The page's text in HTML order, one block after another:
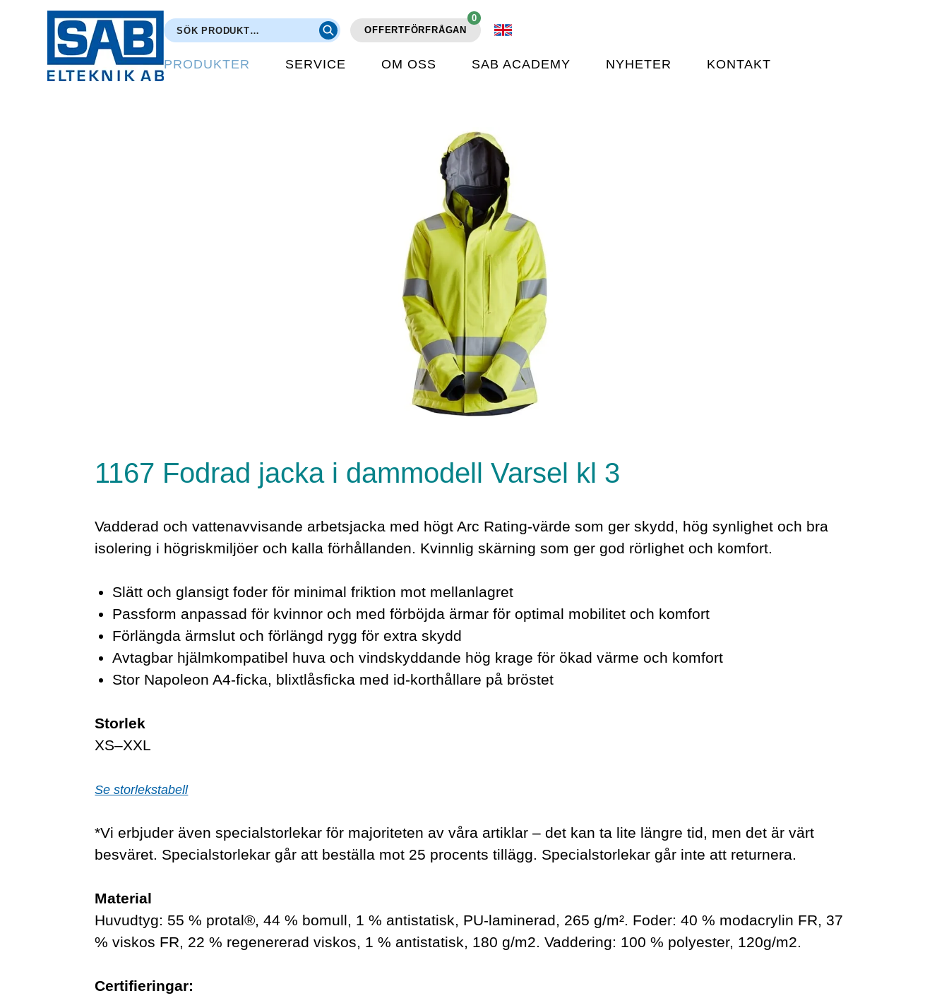
OFFERTFÖRFRÅGAN
0
PRODUKTER SERVICE OM OSS SAB ACADEMY NYHETER KONTAKT
1167 Fodrad jacka i dammodell Varsel kl 3
Vadderad och vattenavvisande arbetsjacka med högt Arc Rating-värde som ger skydd, hög synlighet och bra
isolering i högriskmiljöer och kalla förhållanden. Kvinnlig skärning som ger god rörlighet och komfort.
Slätt och glansigt foder för minimal friktion mot mellanlagret
Passform anpassad för kvinnor och med förböjda ärmar för optimal mobilitet och komfort
Förlängda ärmslut och förlängd rygg för extra skydd
Avtagbar hjälmkompatibel huva och vindskyddande hög krage för ökad värme och komfort
Stor Napoleon A4-ficka, blixtlåsficka med id-korthållare på bröstet
Storlek
XS–XXL
Se storlekstabell
*Vi erbjuder även specialstorlekar för majoriteten av våra artiklar – det kan ta lite längre tid, men det är värt
besväret. Specialstorlekar går att beställa mot 25 procents tillägg. Specialstorlekar går inte att returnera.
Material
Huvudtyg: 55 % protal®, 44 % bomull, 1 % antistatisk, PU-laminerad, 265 g/m². Foder: 40 % modacrylin FR, 37
% viskos FR, 22 % regenererad viskos, 1 % antistatisk, 180 g/m2. Vaddering: 100 % polyester, 120g/m2.
Certifieringar: